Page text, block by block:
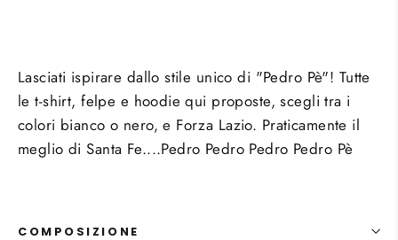
Lasciati ispirare dallo stile unico di "Pedro Pè"! Tutte
le t-shirt, felpe e hoodie qui proposte, scegli tra i
colori bianco o nero, e Forza Lazio. Praticamente il
meglio di Santa Fe....Pedro Pedro Pedro Pedro Pè
COMPOSIZIONE